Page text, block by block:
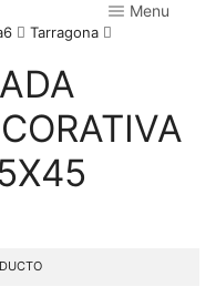
Menu
Tarragona